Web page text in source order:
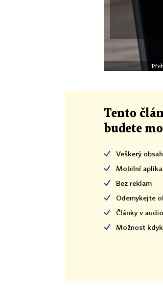
Tento
budete
Veškerý
Mobilní
Bez reklam
Odemykejte
Články v
Možnost